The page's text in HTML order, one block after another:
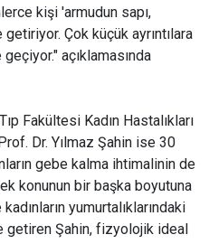
kişi 'armudun sapı,
Çok küçük ayrıntılara
açıklamasında
Fakültesi Kadın Hastalıkları
Dr. Yılmaz Şahin ise 30
gebe kalma ihtimalinin de
konunun bir başka boyutuna
yumurtalıklarındaki
getiren Şahin, fizyolojik ideal